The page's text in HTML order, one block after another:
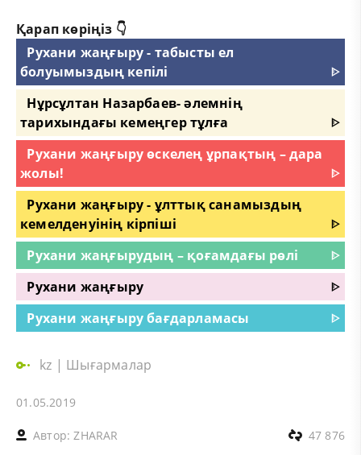
Қарап көріңіз 👇
Рухани жаңғыру - табысты ел
болуымыздың кепілі
ᐈ
Нұрсұлтан Назарбаев- әлемнің
тарихындағы кемеңгер тұлға
ᐈ
Рухани жаңғыру өскелең ұрпақтың – дара
жолы!
ᐈ
Рухани жаңғыру - ұлттық санамыздың
кемелденуінің кірпіші
ᐈ
Рухани жаңғырудың – қоғамдағы рөлі
ᐈ
Рухани жаңғыру
ᐈ
Руxани жаңғыру бағдарламасы
ᐈ
kz | Шығармалар
01.05.2019
Автор:ZHARAR 47 876